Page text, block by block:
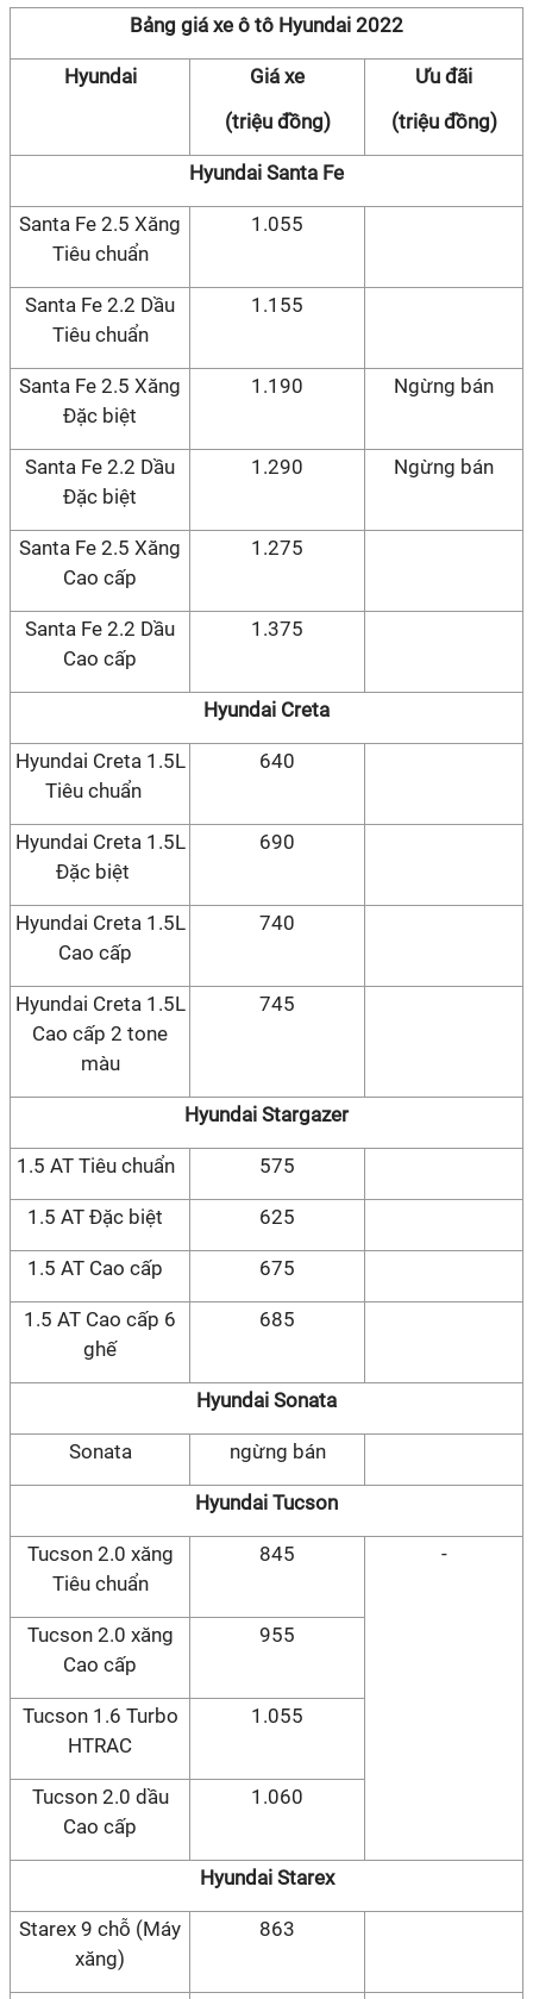
Bảng giá xe ô tô Hyundai 2022
Hyundai
Giá xe
(triệu đồng)
Ưu đãi
(triệu đồng)
Hyundai Santa Fe
Santa Fe 2.5 Xăng
Tiêu chuẩn
1.055
Santa Fe 2.2 Dầu
Tiêu chuẩn
1.155
Santa Fe 2.5 Xăng
Đặc biệt
1.190 Ngừng bán
Santa Fe 2.2 Dầu
Đặc biệt
1.290 Ngừng bán
Santa Fe 2.5 Xăng
Cao cấp
1.275
Santa Fe 2.2 Dầu
Cao cấp
1.375
Hyundai Creta
Hyundai Creta 1.5L
Tiêu chuẩn
640
Hyundai Creta 1.5L
Đặc biệt
690
Hyundai Creta 1.5L
Cao cấp
740
Hyundai Creta 1.5L
Cao cấp 2 tone
màu
745
Hyundai Stargazer
1.5 AT Tiêu chuẩn 575
1.5 AT Đặc biệt 625
1.5 AT Cao cấp 675
1.5 AT Cao cấp 6
ghế
685
Hyundai Sonata
Sonata ngừng bán
Hyundai Tucson
Tucson 2.0 xăng
Tiêu chuẩn
845 -
Tucson 2.0 xăng
Cao cấp
955
Tucson 1.6 Turbo
HTRAC
1.055
Tucson 2.0 dầu
Cao cấp
1.060
Hyundai Starex
Starex 9 chỗ (Máy
xăng)
863